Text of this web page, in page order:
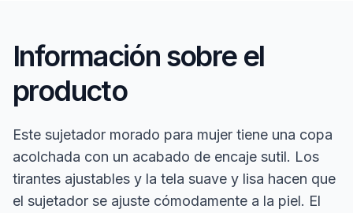
Información sobre el
producto
Este sujetador morado para mujer tiene una copa
acolchada con un acabado de encaje sutil. Los
tirantes ajustables y la tela suave y lisa hacen que
el sujetador se ajuste cómodamente a la piel. El